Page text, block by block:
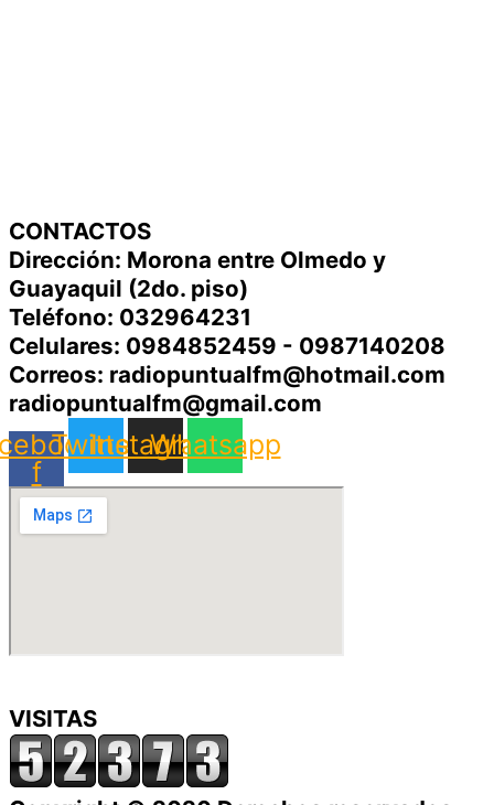
CONTACTOS
Dirección: Morona entre Olmedo y
Guayaquil (2do. piso)
Teléfono: 032964231
Celulares: 0984852459 - 0987140208
Correos: radiopuntualfm@hotmail.com
radiopuntualfm@gmail.com
f
Twitter
Instagram
Whatsapp
VISITAS